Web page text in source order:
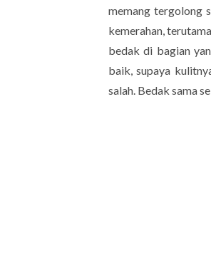
memang tergolong
kemerahan,
bedak di bagian
baik, supaya
salah. Bedak sama